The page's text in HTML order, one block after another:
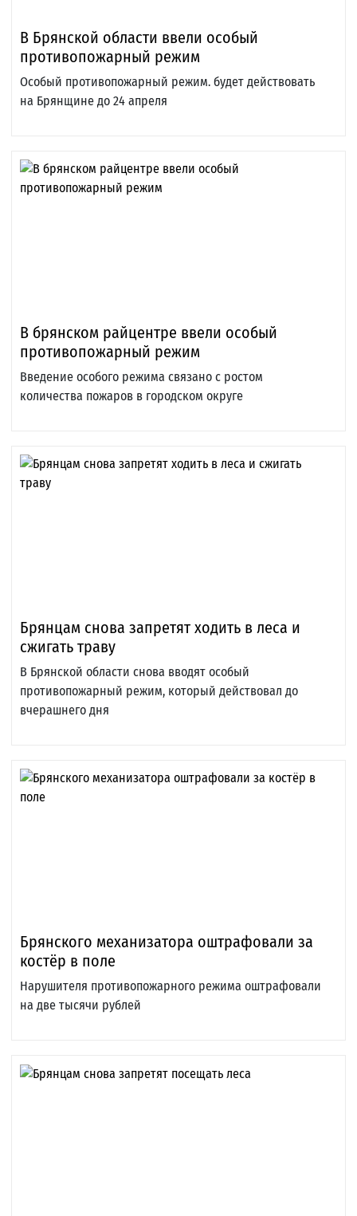
В Брянской области ввели особый
противопожарный режим
Особый противопожарный режим. будет действовать
на Брянщине до 24 апреля
В брянском райцентре ввели особый
противопожарный режим
Введение особого режима связано с ростом
количества пожаров в городском округе
Брянцам снова запретят ходить в леса и
сжигать траву
В Брянской области снова вводят особый
противопожарный режим, который действовал до
вчерашнего дня
Брянского механизатора оштрафовали за
костёр в поле
Нарушителя противопожарного режима оштрафовали
на две тысячи рублей